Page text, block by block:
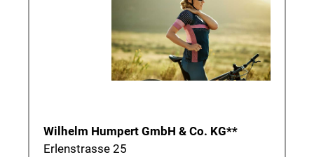
Wilhelm Humpert GmbH & Co. KG**
Erlenstrasse 25